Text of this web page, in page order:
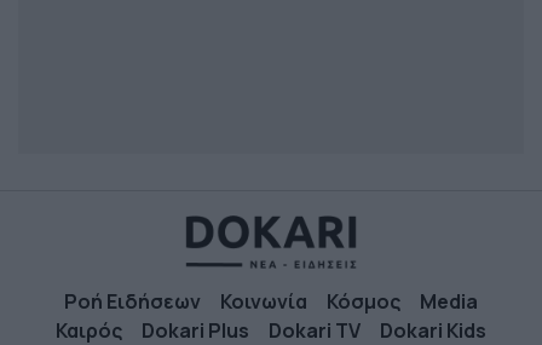
Ροή Ειδήσεων Κοινωνία Κόσμος
Media
Καιρός
Dokari Plus Dokari TV Dokari Kids